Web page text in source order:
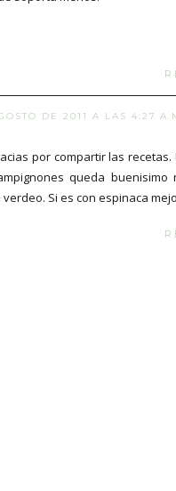
DE 2011 A LAS 4:27
por compartir las recetas.
queda buenisimo
Si es con espinaca